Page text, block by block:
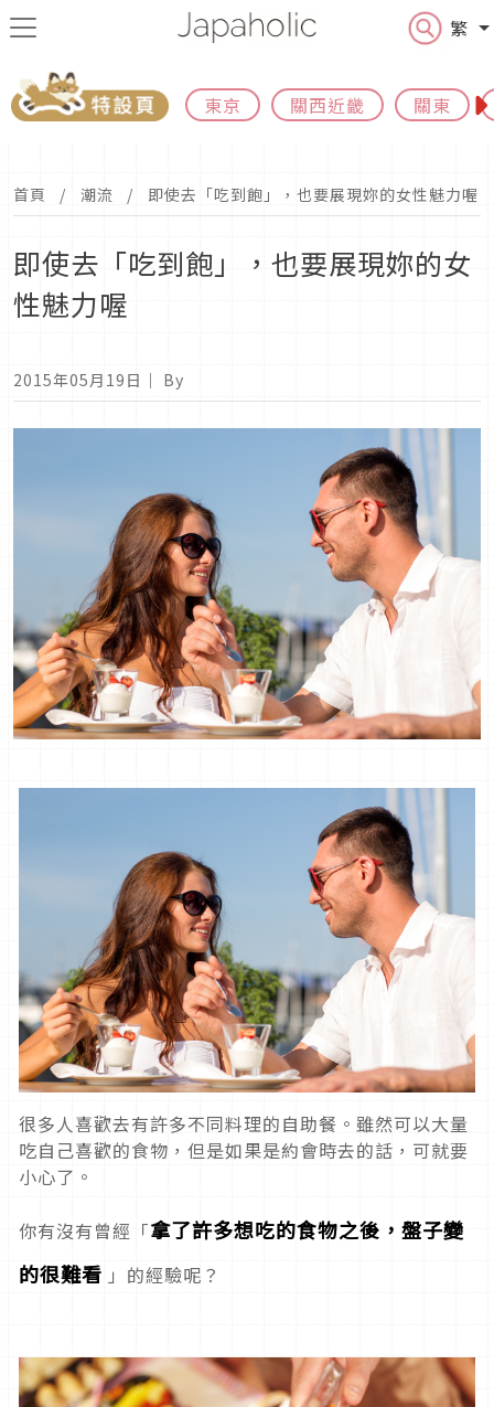
繁
東京 關西近畿 關東
首頁 潮流 即使去「吃到飽」，也要展現妳的女性魅力喔
即使去「吃到飽」，也要展現妳的女
性魅力喔
2015年05月19日 ｜ By
很多人喜歡去有許多不同料理的自助餐。雖然可以大量
吃自己喜歡的食物，但是如果是約會時去的話，可就要
小心了。
你有沒有曾經「拿了許多想吃的食物之後，盤子變
的很難看 」的經驗呢？